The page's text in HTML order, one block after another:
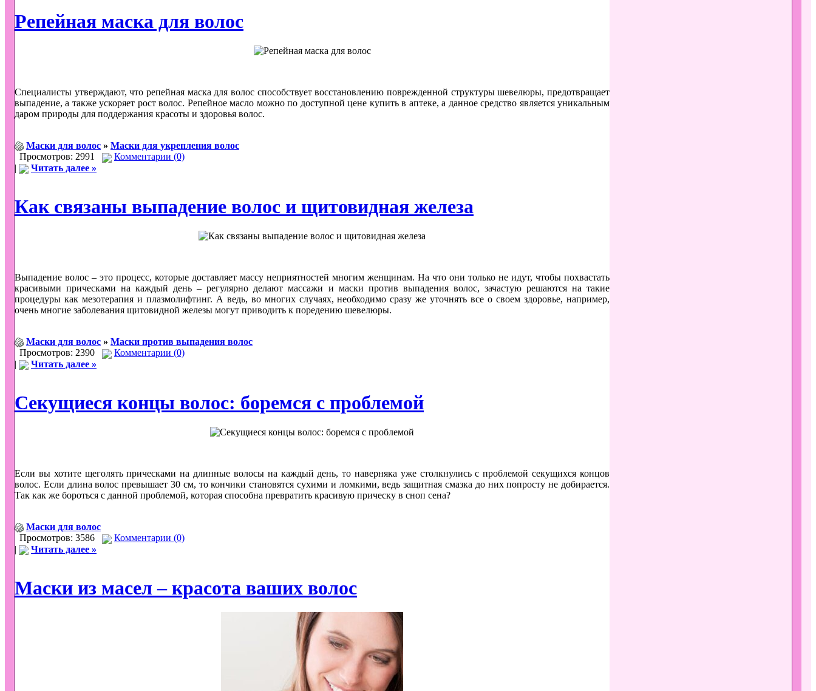
Репейная маска для волос
Специалисты утверждают, что репейная маска для волос способствует восстановлению поврежденной структуры шевелюры, предотвращает
выпадение, а также ускоряет рост волос. Репейное масло можно по доступной цене купить в аптеке, а данное средство является уникальным
даром природы для поддержания красоты и здоровья волос.
Маски для волос » Маски для укрепления волос
Просмотров: 2991
Комментарии (0)
|
Читать далее »
Как связаны выпадение волос и щитовидная железа
Выпадение волос – это процесс, которые доставляет массу неприятностей многим женщинам. На что они только не идут, чтобы похвастать
красивыми прическами на каждый день – регулярно делают массажи и маски против выпадения волос, зачастую решаются на такие
процедуры как мезотерапия и плазмолифтинг. А ведь, во многих случаях, необходимо сразу же уточнять все о своем здоровье, например,
очень многие заболевания щитовидной железы могут приводить к поредению шевелюры.
Маски для волос » Маски против выпадения волос
Просмотров: 2390
Комментарии (0)
|
Читать далее »
Секущиеся концы волос: боремся с проблемой
Если вы хотите щеголять прическами на длинные волосы на каждый день, то наверняка уже столкнулись с проблемой секущихся концов
волос. Если длина волос превышает 30 см, то кончики становятся сухими и ломкими, ведь защитная смазка до них попросту не добирается.
Так как же бороться с данной проблемой, которая способна превратить красивую прическу в сноп сена?
Маски для волос
Просмотров: 3586
Комментарии (0)
|
Читать далее »
Маски из масел – красота ваших волос